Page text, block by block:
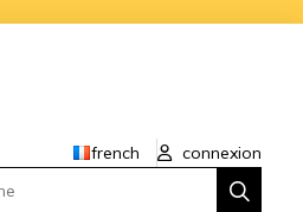
french
connexion